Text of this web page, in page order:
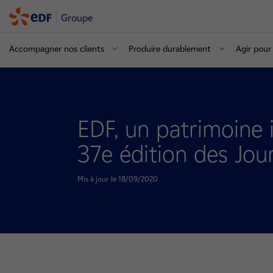
Groupe
Accompagner nos clients Produire durablement Agir
EDF, un
37e édition des
Mis à jour le 18/09/2020